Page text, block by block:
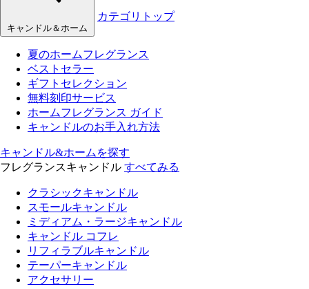
キャンドル＆ホーム
カテゴリトップ
夏のホームフレグランス
ベストセラー
ギフトセレクション
無料刻印サービス
ホームフレグランス ガイド
キャンドルのお手入れ方法
キャンドル&ホームを探す
フレグランスキャンドル すべてみる
クラシックキャンドル
スモールキャンドル
ミディアム・ラージキャンドル
キャンドル コフレ
リフィラブルキャンドル
テーパーキャンドル
アクセサリー